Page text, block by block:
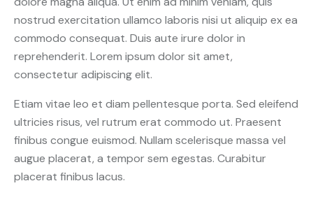
nostrud exercitation ullamco laboris nisi ut aliquip ex ea
commodo consequat. Duis aute irure dolor in
reprehenderit. Lorem ipsum dolor sit amet,
consectetur adipiscing elit.
Etiam vitae leo et diam pellentesque porta. Sed eleifend
ultricies risus, vel rutrum erat commodo ut. Praesent
finibus congue euismod. Nullam scelerisque massa vel
augue placerat, a tempor sem egestas. Curabitur
placerat finibus lacus.